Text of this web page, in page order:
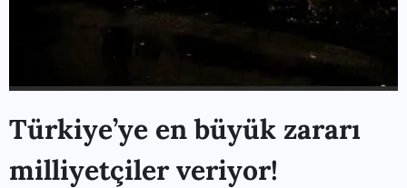
Türkiye’ye en büyük zararı
milliyetçiler veriyor!